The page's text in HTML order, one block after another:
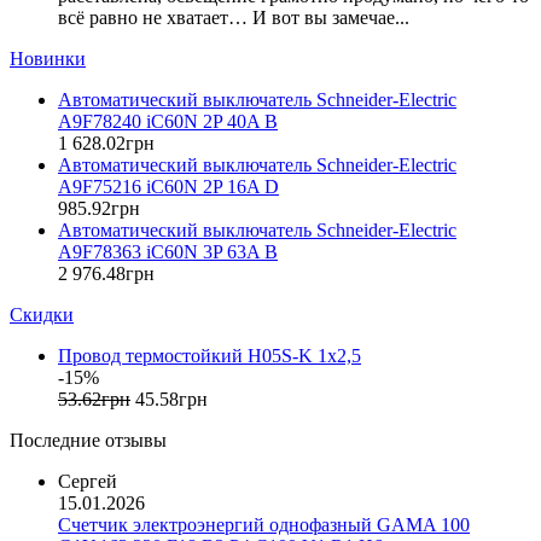
ElectrO (Украина)
EON (Таиланд)
ETI (Словения)
ETREL (Словения)
Evrosvet (Украина)
Extherm (Германия)
F&F (Польша)
FRER (Италия)
FS (Украина)
Galkat (Украина)
GENERICA (Китай)
Gewiss (Италия)
GreenVision (Китай)
Hager (Германия)
Haupa (Германия)
HD Hyundai Electric (Корея)
всё равно не хватает… И вот вы замечае...
Новинки
Автоматический выключатель Schneider-Electric
A9F78240 iC60N 2P 40A B
1 628.02грн
Автоматический выключатель Schneider-Electric
A9F75216 iC60N 2P 16A D
985.92грн
Автоматический выключатель Schneider-Electric
A9F78363 iC60N 3P 63A B
2 976.48грн
Скидки
Провод термостойкий H05S-K 1x2,5
-15%
53.62грн 45.58грн
Последние отзывы
Сергей
15.01.2026
Счетчик электроэнергий однофазный GAMA 100